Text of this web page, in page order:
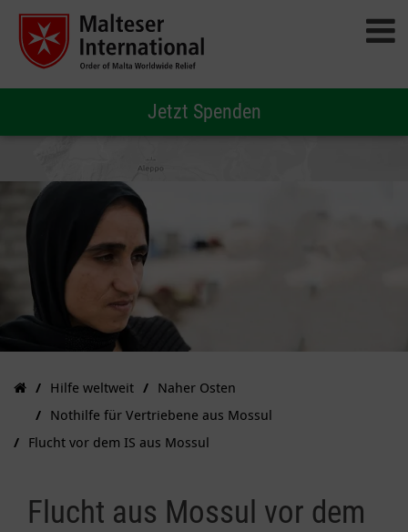
Jetzt Spenden
Hilfe weltweit
Naher Osten
Nothilfe für Vertriebene aus Mossul
Flucht vor dem IS aus Mossul
Flucht aus Mossul vor dem